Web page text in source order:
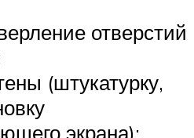
отверстий
(штукатурку,
экрана);